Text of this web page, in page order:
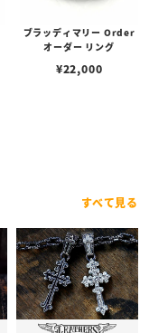
ブラッディマリー Order
オーダー リング
¥22,000
すべて見る